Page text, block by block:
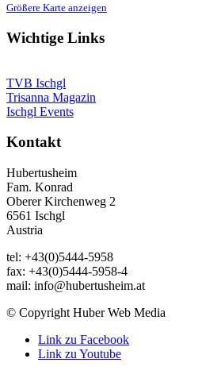
Größere Karte anzeigen
Wichtige Links
TVB Ischgl
Trisanna Magazin
Ischgl Events
Kontakt
Hubertusheim
Fam. Konrad
Oberer Kirchenweg 2
6561 Ischgl
Austria
tel: +43(0)5444-5958
fax: +43(0)5444-5958-4
mail: info@hubertusheim.at
© Copyright Huber Web Media
Link zu Facebook
Link zu Youtube